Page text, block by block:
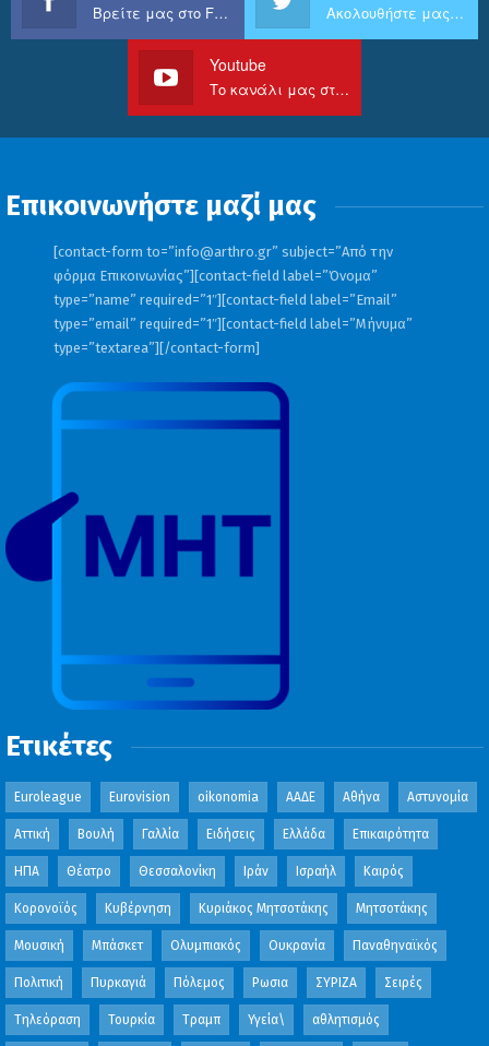
Βρείτε μας στο Facebook Ακολουθήστε μας στο Twitter
Youtube
Το κανάλι μας στο Youtube
Επικοινωνήστε μαζί μας
[contact-form to=”info@arthro.gr” subject=”Από την
φόρμα Επικοινωνίας”][contact-field label=”Όνομα”
type=”name” required=”1″][contact-field label=”Email”
type=”email” required=”1″][contact-field label=”Μήνυμα”
type=”textarea”][/contact-form]
Ετικέτες
Euroleague Eurovision oikonomia ΑΑΔΕ Αθήνα Αστυνομία
Αττική Βουλή Γαλλία Ειδήσεις Ελλάδα Επικαιρότητα
ΗΠΑ Θέατρο Θεσσαλονίκη Ιράν Ισραήλ Καιρός
Κορονοϊός Κυβέρνηση Κυριάκος Μητσοτάκης Μητσοτάκης
Μουσική Μπάσκετ Ολυμπιακός Ουκρανία Παναθηναϊκός
Πολιτική Πυρκαγιά Πόλεμος Ρωσια ΣΥΡΙΖΑ Σειρές
Τηλεόραση Τουρκία Τραμπ Υγεία\ αθλητισμός